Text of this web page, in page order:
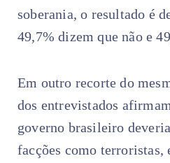
soberania, o resultado é
49,7% dizem que não e
Em outro recorte do
dos entrevistados
governo brasileiro
facções como terroristas,